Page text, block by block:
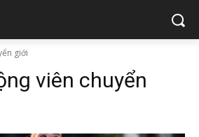
giới
viên chuyển